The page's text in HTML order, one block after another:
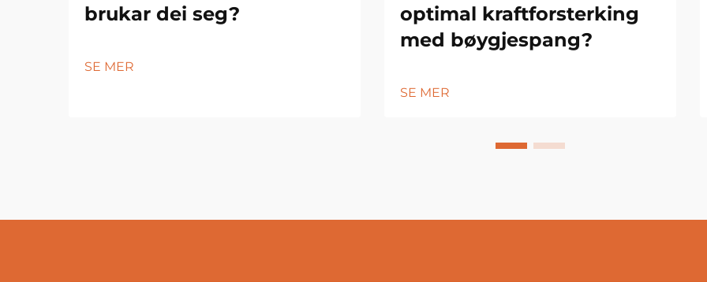
brukar dei seg?
SE MER
optimal kraftforsterking
med bøygjespang?
SE MER